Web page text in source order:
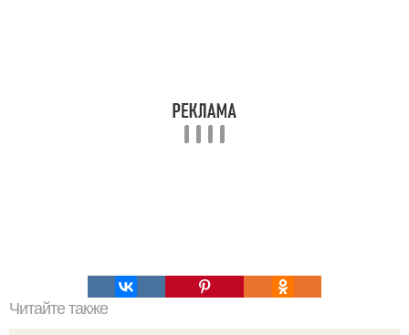
Читайте также